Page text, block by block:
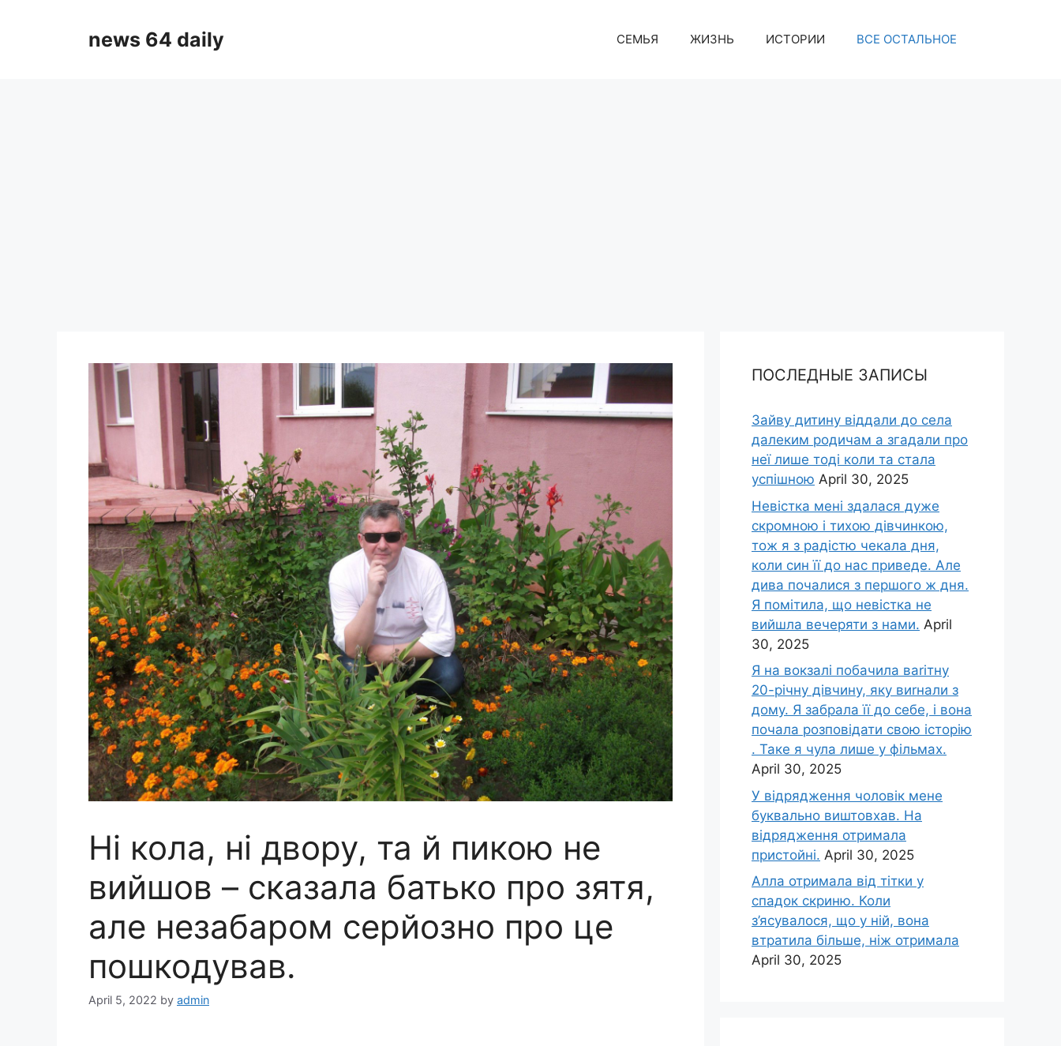
news 64 daily СЕМЬЯ ЖИЗНЬ ИСТОРИИ ВСЕ ОСТАЛЬНОЕ
Ні кола, ні двору, та й пикою не
вийшов – сказала батько про зятя,
але незабаром серйозно про це
пошкодував.
April 5, 2022 by admin
ПОСЛЕДНЫЕ ЗАПИСЫ
Зайву дитину віддали до села
далеким родичам а згадали про
неї лише тоді коли та стала
успішною April 30, 2025
Невістка мені здалася дуже
скромною і тихою дівчинкою,
тож я з радістю чекала дня,
коли син її до нас приведе. Але
дива почалися з першого ж дня.
Я помітила, що невістка не
вийшла вечеряти з нами. April
30, 2025
Я на вокзалі побачила ваrітну
20-річну дівчину, яку виrнали з
дому. Я забрала її до себе, і вона
почала розповідати свою історію
. Таке я чула лише у фільмах.
April 30, 2025
У відрядження чоловік мене
буквально виштовхав. На
відрядження отримала
пристойні. April 30, 2025
Алла отримала від тітки у
спадок скриню. Коли
з’ясувалося, що у ній, вона
втратила більше, ніж отримала
April 30, 2025